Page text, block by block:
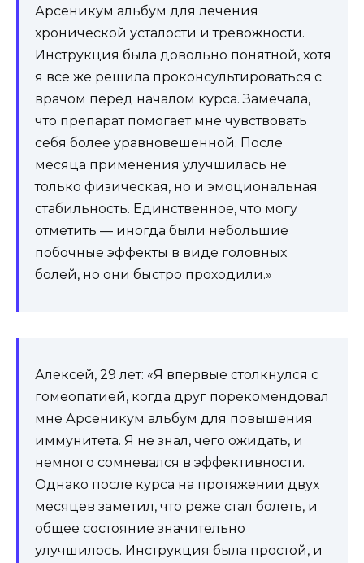
Арсеникум альбум для лечения
хронической усталости и тревожности.
Инструкция была довольно понятной, хотя
я все же решила проконсультироваться с
врачом перед началом курса. Замечала,
что препарат помогает мне чувствовать
себя более уравновешенной. После
месяца применения улучшилась не
только физическая, но и эмоциональная
стабильность. Единственное, что могу
отметить — иногда были небольшие
побочные эффекты в виде головных
болей, но они быстро проходили.»
Алексей, 29 лет: «Я впервые столкнулся с
гомеопатией, когда друг порекомендовал
мне Арсеникум альбум для повышения
иммунитета. Я не знал, чего ожидать, и
немного сомневался в эффективности.
Однако после курса на протяжении двух
месяцев заметил, что реже стал болеть, и
общее состояние значительно
улучшилось. Инструкция была простой, и